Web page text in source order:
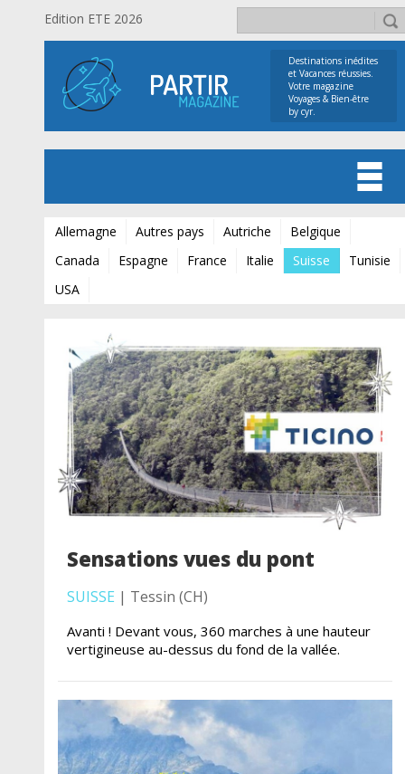
Edition ETE 2026
Destinations inédites
et Vacances réussies.
Votre magazine
Voyages & Bien-être
by cyr.
Allemagne Autres pays Autriche
Belgique
Canada
Espagne France Italie Suisse
Tunisie
USA
Sensations vues du pont
SUISSE | Tessin (CH)
Avanti ! Devant vous, 360 marches à une hauteur
vertigineuse au-dessus du fond de la vallée.